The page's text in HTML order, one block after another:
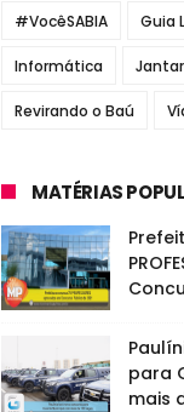
#VocêSABIA Guia
Informática
Revirando o Baú
MATÉRIAS
para
mais